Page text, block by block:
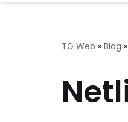
TG Web » Blog »